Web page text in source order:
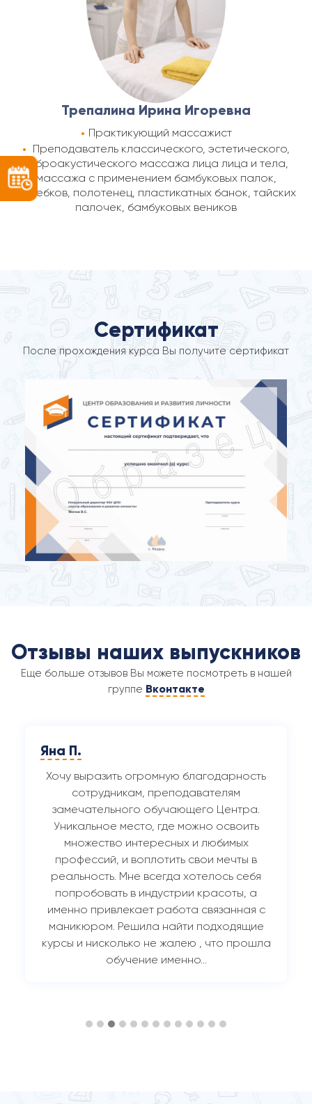
Трепалина Ирина Игоревна
Практикующий массажист
Преподаватель классического, эстетического,
виброакустического массажа лица лица и тела,
массажа с применением бамбуковых палок,
скребков, полотенец, пластикатных банок, тайских
палочек, бамбуковых веников
Сертификат
После прохождения курса Вы получите сертификат
Отзывы наших выпускников
Еще больше отзывов Вы можете посмотреть в нашей
группе Вконтакте
Яна П.
Хочу выразить огромную благодарность
сотрудникам, преподавателям
замечательного обучающего Центра.
Уникальное место, где можно освоить
множество интересных и любимых
профессий, и воплотить свои мечты в
реальность. Мне всегда хотелось себя
попробовать в индустрии красоты, а
именно привлекает работа связанная с
маникюром. Решила найти подходящие
курсы и нисколько не жалею , что прошла
обучение именно…